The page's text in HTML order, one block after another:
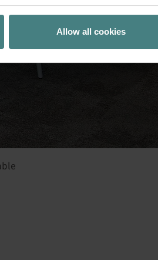
Allow all cookies